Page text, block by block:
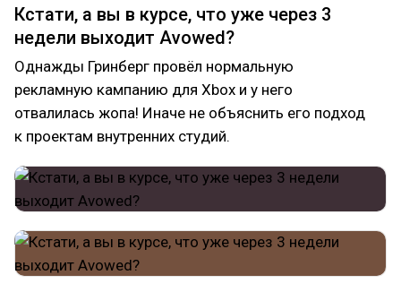
Кстати, а вы в курсе, что уже через 3
недели выходит Avowed?
Однажды Гринберг провёл нормальную
рекламную кампанию для Xbox и у него
отвалилась жопа! Иначе не объяснить его подход
к проектам внутренних студий.